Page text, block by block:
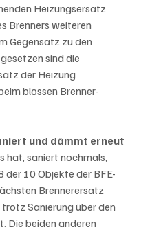
Heizungsersatz
Brenners weiteren
Gegensatz zu den
sind die
der Heizung
blossen Brenner-
und dämmt erneut
hat, saniert nochmals,
der 10 Objekte der BFE-
Brennerersatz
Sanierung über den
Die beiden anderen